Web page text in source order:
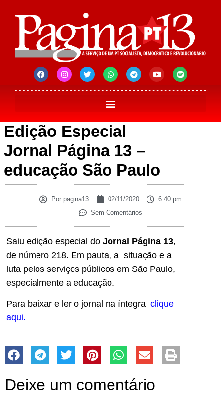
Edição Especial
Jornal Página 13 –
educação São Paulo
Por pagina13 02/11/2020
6:40 pm
Sem Comentários
Saiu edição especial do Jornal Página 13,
de número 218. Em pauta, a situação e a
luta pelos serviços públicos em São Paulo,
especialmente a educação.
Para baixar e ler o jornal na íntegra clique
aqui.
Deixe um comentário